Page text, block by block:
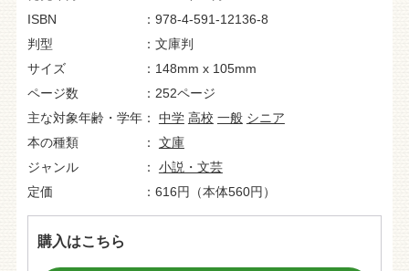
ISBN
978-4-591-12136-8
判型
文庫判
サイズ
148mm x 105mm
ページ数
252ページ
主な対象年齢・学年
中学 高校 一般 シニア
本の種類
文庫
ジャンル
小説・文芸
定価
616円（本体560円）
購入はこちら